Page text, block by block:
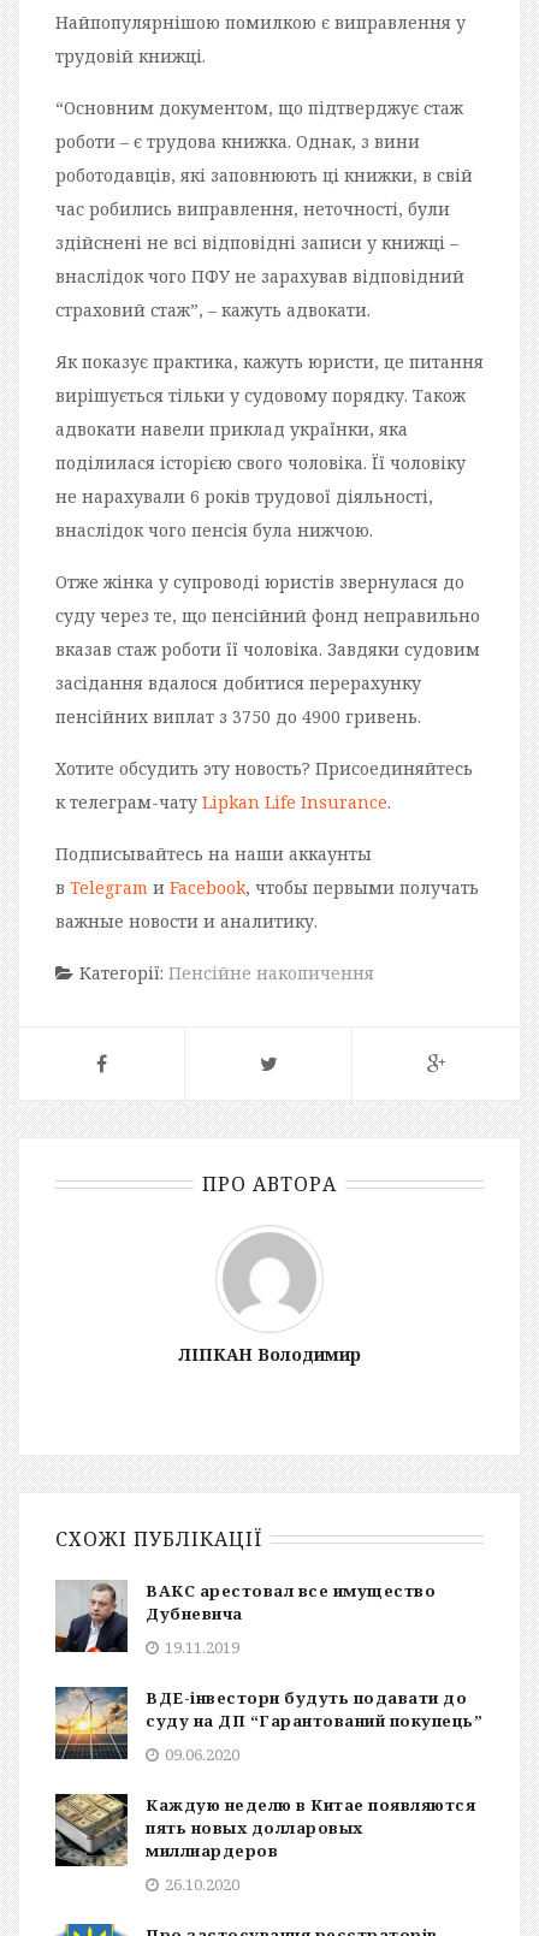
Найпопулярнішою помилкою є виправлення у
трудовій книжці.
“Основним документом, що підтверджує стаж
роботи – є трудова книжка. Однак, з вини
роботодавців, які заповнюють ці книжки, в свій
час робились виправлення, неточності, були
здійснені не всі відповідні записи у книжці –
внаслідок чого ПФУ не зарахував відповідний
страховий стаж”, – кажуть адвокати.
Як показує практика, кажуть юристи, це питання
вирішується тільки у судовому порядку. Також
адвокати навели приклад українки, яка
поділилася історією свого чоловіка. Її чоловіку
не нарахували 6 років трудової діяльності,
внаслідок чого пенсія була нижчою.
Отже жінка у супроводі юристів звернулася до
суду через те, що пенсійний фонд неправильно
вказав стаж роботи її чоловіка. Завдяки судовим
засідання вдалося добитися перерахунку
пенсійних виплат з 3750 до 4900 гривень.
Хотите обсудить эту новость? Присоединяйтесь
к телеграм-чату Lipkan Life Insurance.
Подписывайтесь на наши аккаунты
в Telegram и Facebook, чтобы первыми получать
важные новости и аналитику.
Категорії: Пенсійне накопичення
ПРО АВТОРА
ЛІПКАН Володимир
СХОЖІ ПУБЛІКАЦІЇ
ВАКС арестовал все имущество
Дубневича
19.11.2019
ВДЕ-інвестори будуть подавати до
суду на ДП “Гарантований покупець”
09.06.2020
Каждую неделю в Китае появляются
пять новых долларовых
миллиардеров
26.10.2020